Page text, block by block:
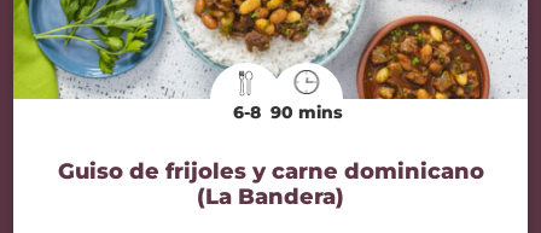
6-8 90 mins
Guiso de frijoles y carne dominicano
(La Bandera)